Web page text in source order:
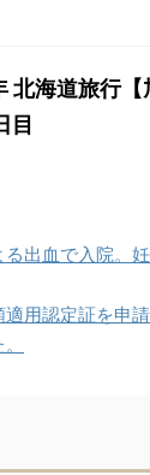
北海道旅行【
目
出血で入院。
適用認定証を申